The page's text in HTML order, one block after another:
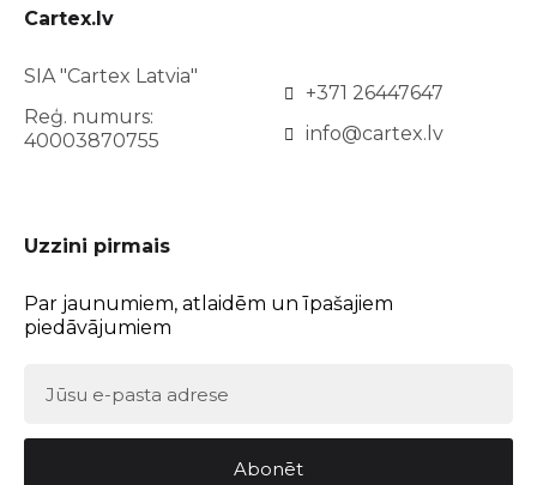
Cartex.lv
SIA "Cartex Latvia"
Reģ. numurs:
40003870755
+371 26447647
info@cartex.lv
Uzzini pirmais
Par jaunumiem, atlaidēm un īpašajiem
piedāvājumiem
Abonēt